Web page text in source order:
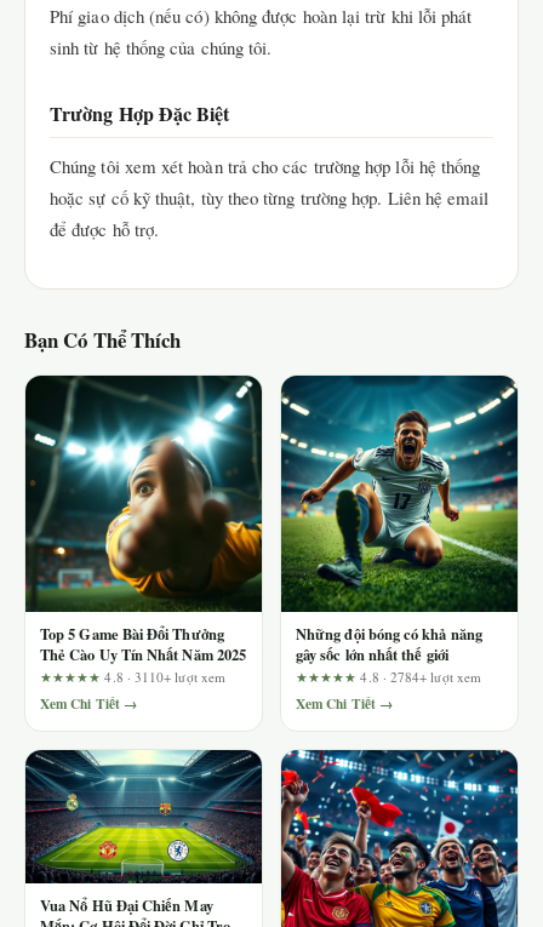
Phí giao dịch (nếu có) không được hoàn lại trừ khi lỗi phát
sinh từ hệ thống của chúng tôi.
Trường Hợp Đặc Biệt
Chúng tôi xem xét hoàn trả cho các trường hợp lỗi hệ thống
hoặc sự cố kỹ thuật, tùy theo từng trường hợp. Liên hệ email
để được hỗ trợ.
Bạn Có Thể Thích
Top 5 Game Bài Đổi Thưởng
Thẻ Cào Uy Tín Nhất Năm 2025
★★★★★4.8 · 3110+ lượt xem
Xem Chi Tiết →
Những đội bóng có khả năng
gây sốc lớn nhất thế giới
★★★★★4.8 · 2784+ lượt xem
Xem Chi Tiết →
Vua Nổ Hũ Đại Chiến May